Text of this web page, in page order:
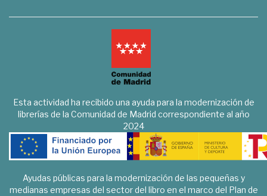
Esta actividad ha recibido una ayuda para la modernización de
librerías de la Comunidad de Madrid correspondiente al año
2024
Ayudas públicas para la modernización de las pequeñas y
medianas empresas del sector del libro en el marco del Plan de